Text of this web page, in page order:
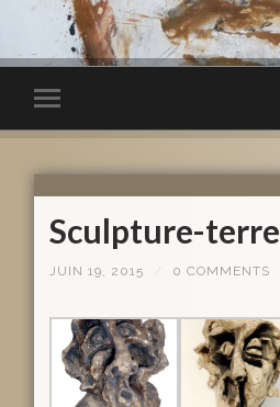
Sculpture-terre
JUIN 19, 2015 0 COMMENTS